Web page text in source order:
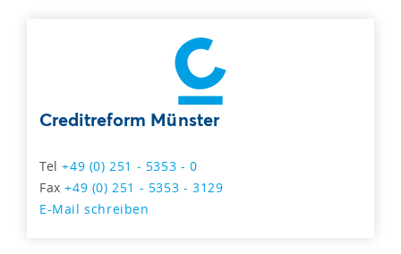
Creditreform Münster
Tel+49 (0) 251 - 5353 - 0
Fax+49 (0) 251 - 5353 - 3129
E-Mail schreiben